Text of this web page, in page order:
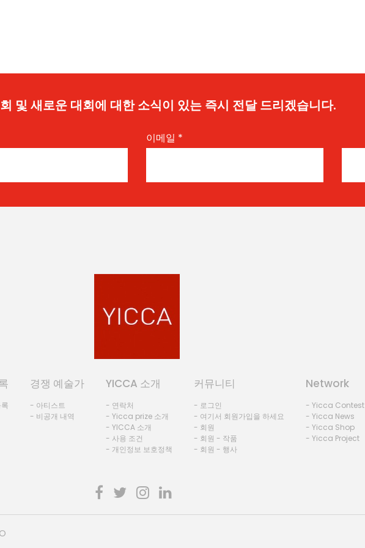
및 새로운 대회에 대한 소식이 있는 즉시 전달 드리겠습니다.
이메일 *
경쟁 예술가
- 아티스트
- 비공개 내역
YICCA 소개
- 연락처
- Yicca prize 소개
- YICCA 소개
- 사용 조건
- 개인정보 보호정책
커뮤니티
- 로그인
- 여기서 회원가입을 하세요
- 회원
- 회원 - 작품
- 회원 - 행사
Network
- Yicca Contest
- Yicca News
- Yicca Shop
- Yicca Project